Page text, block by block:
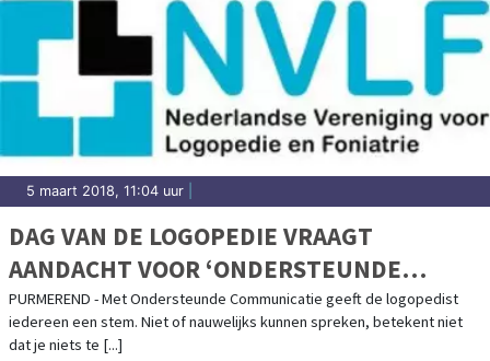
5 maart 2018, 11:04 uur
DAG VAN DE LOGOPEDIE VRAAGT
AANDACHT VOOR ‘ONDERSTEUNDE
COMMUNICATIE’
PURMEREND - Met Ondersteunde Communicatie geeft de logopedist
iedereen een stem. Niet of nauwelijks kunnen spreken, betekent niet
dat je niets te [...]